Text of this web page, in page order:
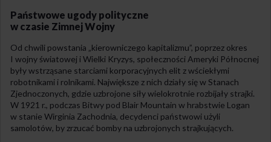
Państwowe ugody polityczne
w czasie Zimnej Wojny
Od chwili powstania „kierowniczego kapitalizmu”, poprzez okres
I wojny światowej i Wielki Kryzys, społeczności Ameryki Północnej
były wstrząsane starciami korporacyjnych elit z wściekłymi
robotnikami i rolnikami. Największe z nich działy się w Stanach
Zjednoczonych, gdzie uzbrojone siły wielokrotnie rozbijały strajki.
W 1921 r., podczas Bitwy pod Blair Mountain w hrabstwie Logan
w stanie Wirginia Zachodnia, decydenci państwowi użyli
samolotów, by zrzucać bomby na uzbrojonych strajkujących.